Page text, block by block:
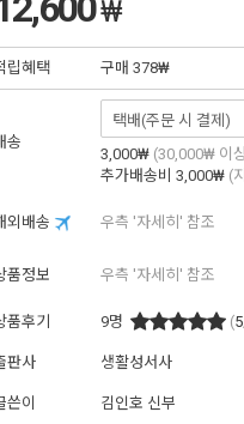
₩
립혜택 구매 378₩
송
3,000₩ (30,000₩ 이
추가배송비 3,000₩ (
외배송 우측 '자세히' 참조
품정보 우측 '자세히' 참조
품후기 9명 (5
판사 생활성서사
쓴이 김인호 신부